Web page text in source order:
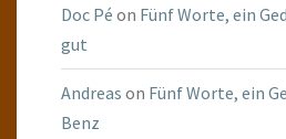
Doc Pé on Fünf Worte, ein
gut
Andreas on Fünf Worte, ein
Benz